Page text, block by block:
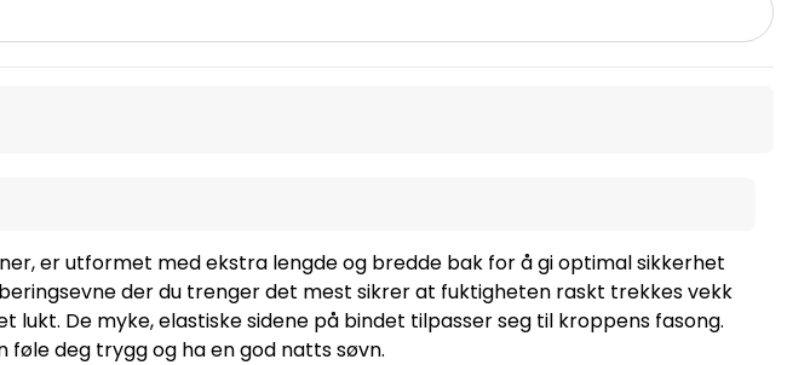
er utformet med ekstra lengde og bredde bak for å gi optimal sikkerhet
der du trenger det mest sikrer at fuktigheten raskt trekkes vekk
De myke, elastiske sidene på bindet tilpasser seg til kroppens fasong.
deg trygg og ha en god natts søvn.